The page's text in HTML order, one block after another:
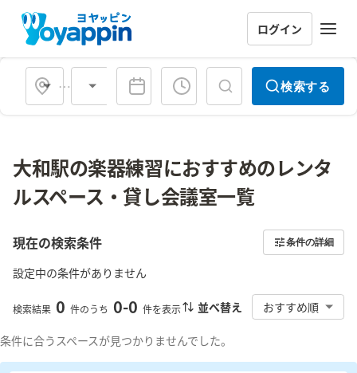
ログイン
会場タイプ 検索する
大和駅の楽器練習におすすめのレンタ
ルスペース・貸し会議室一覧
現在の検索条件 条件の詳細
設定中の条件がありません
検索結果 0 件のうち 0-0 件を表示 並べ替え おすすめ順
条件に合うスペースが見つかりませんでした。